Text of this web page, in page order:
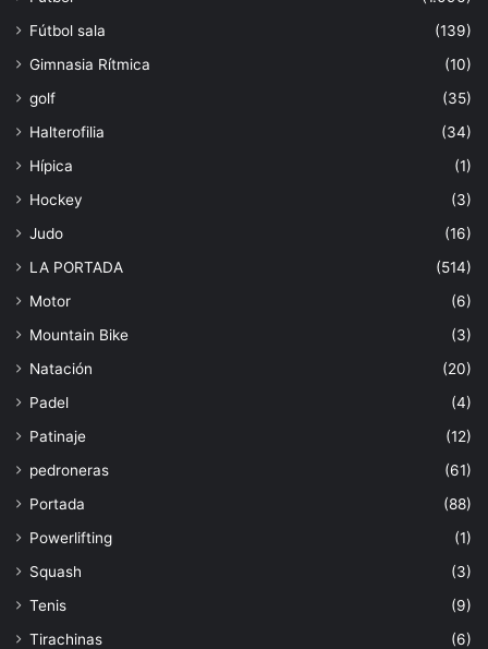
Fútbol sala
(139)
Gimnasia Rítmica
(10)
golf
(35)
Halterofilia
(34)
Hípica
(1)
Hockey
(3)
Judo
(16)
LA PORTADA
(514)
Motor
(6)
Mountain Bike
(3)
Natación
(20)
Padel
(4)
Patinaje
(12)
pedroneras
(61)
Portada
(88)
Powerlifting
(1)
Squash
(3)
Tenis
(9)
Tirachinas
(6)